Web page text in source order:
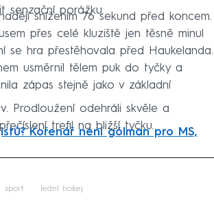
senzační porážku.
snížením 76 sekund před koncem.
přes celé kluziště jen těsně minul
se hra přestěhovala před Haukelanda.
usměrnil tělem puk do tyčky a
zápas stejně jako v základní
Prodloužení odehráli skvěle a
trefil na bližší tyčku.
Kořenář není gólman pro MS,
sport lední hokej